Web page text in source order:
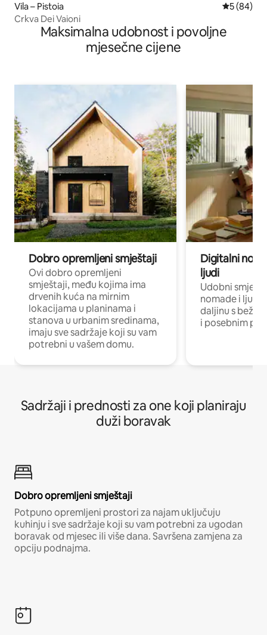
Vila – Pistoia Prosječna
5 (84)
Crkva Dei Vaioni
Maksimalna udobnost i povoljne
mjesečne cijene
Dobro opremljeni smještaji
Ovi dobro opremljeni
smještaji, među kojima ima
drvenih kuća na mirnim
lokacijama u planinama i
stanova u urbanim sredinama,
imaju sve sadržaje koji su vam
potrebni u vašem domu.
Digitalni
ljudi
Udobni
nomade i ljude
daljinu s
i posebnim
Sadržaji i prednosti za one koji planiraju
duži boravak
Dobro opremljeni smještaji
Potpuno opremljeni prostori za najam uključuju
kuhinju i sve sadržaje koji su vam potrebni za ugodan
boravak od mjesec ili više dana. Savršena zamjena za
opciju podnajma.